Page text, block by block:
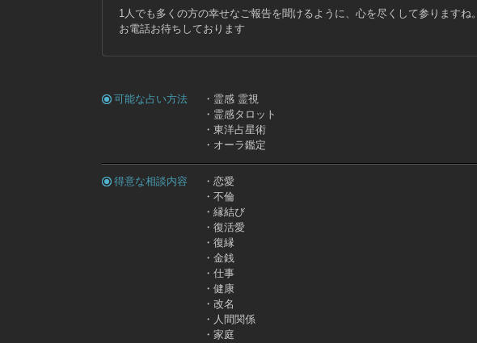
1人でも多くの方の幸せなご報告を聞けるように、心を尽くして参りますね。
お電話お待ちしております
可能な占い方法
・霊感 霊視
・霊感タロット
・東洋占星術
・オーラ鑑定
得意な相談内容
・恋愛
・不倫
・縁結び
・復活愛
・復縁
・金銭
・仕事
・健康
・改名
・人間関係
・家庭